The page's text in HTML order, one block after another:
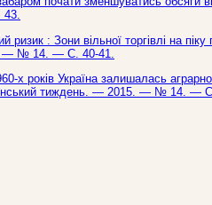
ризик : Зони вільної торгівлі на
— № 14. — С. 40-41.
х років Україна залишалась
тиждень. — 2015. — № 14. —